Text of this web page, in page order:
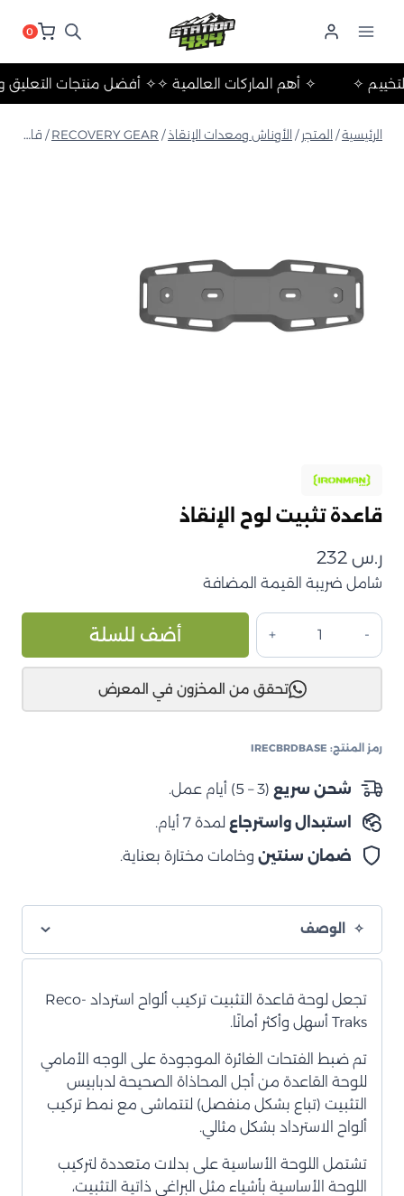
0
✧ أفضل منتجات✧ أهم الماركات العالمية ✧ والتخييم ✧
الرئيسية/ المتجر / الأوناش ومعدات الإنقاذ /
RECOVERY GEAR
/ قاعدة تثبيت لوح الإنقاذ
قاعدة تثبيت لوح الإنقاذ
ر.س
شامل ضريبة القيمة المضافة
كمية
قاعدة
تثبيت
الإنقاذ
أضف للسلة
تحقق من المخزون في المعرض
رمز المنتج: IRECBRDBASE
شحن سريع (3 – 5) أيام عمل.
استبدال واسترجاع لمدة 7 أيام.
ضمان سنتين وخامات مختارة بعناية.
الوصف
تجعل لوحة قاعدة التثبيت تركيب ألواح استرداد Reco-
Traks أسهل وأكثر أمانًا.
تم ضبط الفتحات الغائرة الموجودة على الوجه الأمامي
للوحة القاعدة من أجل المحاذاة الصحيحة لدبابيس
التثبيت (تباع بشكل منفصل) لتتماشى مع نمط تركيب
ألواح الاسترداد بشكل مثالي.
تشتمل اللوحة الأساسية على بدلات متعددة لتركيب
اللوحة الأساسية بأشياء مثل البراغي ذاتية التثبيت،